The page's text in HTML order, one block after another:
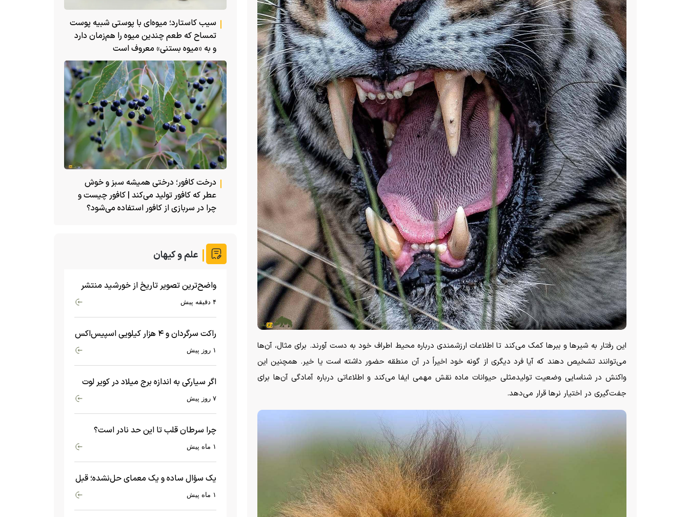
این رفتار به شیرها و ببرها کمک می‌کند تا اطلاعات ارزشمندی درباره محیط اطراف خود به دست آورند. برای مثال، آن‌ها
می‌توانند تشخیص دهند که آیا فرد دیگری از گونه خود اخیراً در آن منطقه حضور داشته است یا خیر. همچنین این
واکنش در شناسایی وضعیت تولیدمثلی حیوانات ماده نقش مهمی ایفا می‌کند و اطلاعاتی درباره آمادگی آن‌ها برای
جفت‌گیری در اختیار نرها قرار می‌دهد.
سیب کاستارد؛ میوه‌ای با پوستی شبیه پوست
تمساح که طعم چندین میوه را هم‌زمان دارد
و به «میوه بستنی» معروف است
درخت کافور؛ درختی همیشه سبز و خوش
عطر که کافور تولید می‌کند | کافور چیست و
چرا در سربازی از کافور استفاده می‌شود؟
علم و کیهان
واضح‌ترین تصویر تاریخ از خورشید منتشر
شد
۴ دقیقه پیش
راکت سرگردان و ۴ هزار کیلویی اسپیس‌اکس
۱ روز پیش
اگر سیارکی به اندازه برج میلاد در کویر لوت
سقوط کند، چه اتفاقی می‌افتد؟
۷ روز پیش
چرا سرطان قلب تا این حد نادر است؟
ماجرای معامله عجیبی که در بدن اتفاق۱ ماه پیش
یک سؤال ساده و یک معمای حل‌نشده؛ قبل
از بیگ‌بنگ و آغاز جهان چه چیزی وجود۱ ماه پیش